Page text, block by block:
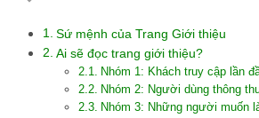
Sứ mệnh của Trang Giới thiệu
Ai sẽ đọc trang giới thiệu?
Nhóm 1: Khách truy cập lần
Nhóm 2: Người dùng thông
Nhóm 3: Những người muốn